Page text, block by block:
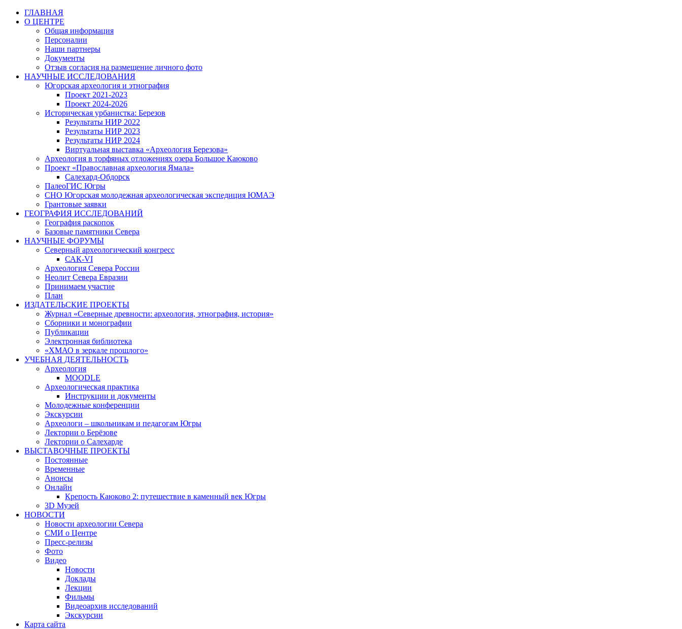
Перейти
содержимому
ГЛАВНАЯ
О ЦЕНТРЕ
Общая информация
Персоналии
Наши партнеры
Документы
Отзыв согласия на размещение личного фото
НАУЧНЫЕ ИССЛЕДОВАНИЯ
Югорская археология и этнография
Проект 2021-2023
Проект 2024-2026
Историческая урбанистка: Березов
Результаты НИР 2022
Результаты НИР 2023
Результаты НИР 2024
Виртуальная выставка «Археология Березова»
Археология в торфяных отложениях озера Большое Каюково
Проект «Православная археология Ямала»
Салехард-Обдорск
ПалеоГИС Югры
СНО Югорская молодежная археологическая экспедиция ЮМАЭ
Грантовые заявки
ГЕОГРАФИЯ ИССЛЕДОВАНИЙ
География раскопок
Базовые памятники Севера
НАУЧНЫЕ ФОРУМЫ
Северный археологический конгресс
САК-VI
Археология Севера России
Неолит Севера Евразии
Принимаем участие
План
ИЗДАТЕЛЬСКИЕ ПРОЕКТЫ
Журнал «Северные древности: археология, этнография, история»
Сборники и монографии
Публикации
Электронная библиотека
«ХМАО в зеркале прошлого»
УЧЕБНАЯ ДЕЯТЕЛЬНОСТЬ
Археология
MOODLE
Археологическая практика
Инструкции и документы
Молодежные конференции
Экскурсии
Археологи – школьникам и педагогам Югры
Лектории о Берёзове
Лектории о Салехарде
ВЫСТАВОЧНЫЕ ПРОЕКТЫ
Постоянные
Временные
Анонсы
Онлайн
Крепость Каюково 2: путешествие в каменный век Югры
3D Музей
НОВОСТИ
Новости археологии Севера
СМИ о Центре
Пресс-релизы
Фото
Видео
Новости
Доклады
Лекции
Фильмы
Видеоархив исследований
Экскурсии
Карта сайта